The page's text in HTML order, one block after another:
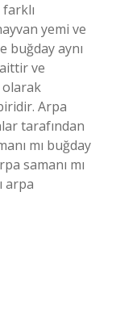
farklı
yemi ve
buğday aynı
ve
olarak
Arpa
tarafından
mı buğday
samanı mı
arpa